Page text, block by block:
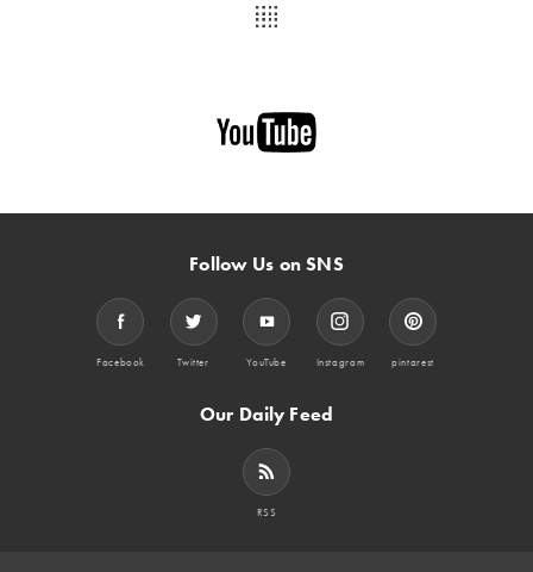
Follow Us on SNS
Facebook Twitter YouTube Instagram pintarest
Our Daily Feed
RSS